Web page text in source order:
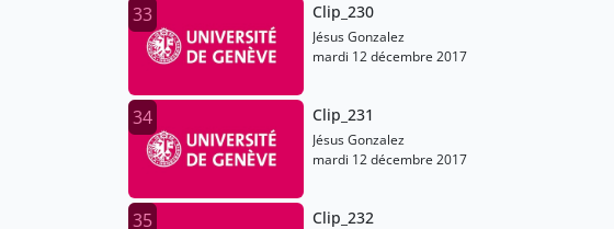
33 Clip_230
Jésus Gonzalez
mardi 12 décembre 2017
34 Clip_231
Jésus Gonzalez
mardi 12 décembre 2017
35 Clip_232